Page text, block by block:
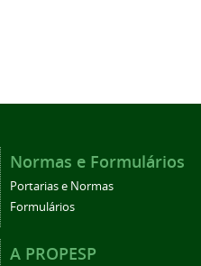
Normas e Formulários
Portarias e Normas
Formulários
A PROPESP